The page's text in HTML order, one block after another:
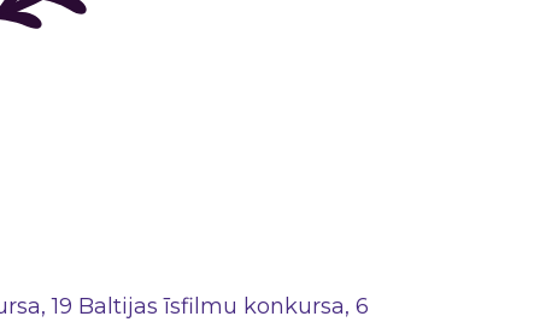
19 Baltijas īsfilmu konkursa, 6